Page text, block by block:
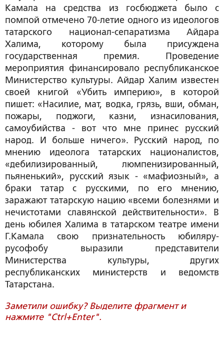
Камала на средства из госбюджета было с
помпой отмечено 70-летие одного из идеологов
татарского национал-сепаратизма Айдара
Халима, которому была присуждена
государственная премия. Проведение
мероприятия финансировало республиканское
Министерство культуры. Айдар Халим известен
своей книгой «Убить империю», в которой
пишет: «Насилие, мат, водка, грязь, вши, обман,
пожары, поджоги, казни, изнасилования,
самоубийства - вот что мне принес русский
народ. И больше ничего». Русский народ, по
мнению идеолога татарских националистов,
«дебилизированный, люмпенизированный,
пьяненький», русский язык - «мафиозный», а
браки татар с русскими, по его мнению,
заражают татарскую нацию «всеми болезнями и
нечистотами славянской действительности». В
день юбилея Халима в татарском театре имени
Г.Камала свою признательность юбиляру-
русофобу выразили представители
Министерства культуры, других
республиканских министерств и ведомств
Татарстана.
Заметили ошибку? Выделите фрагмент и
нажмите "Ctrl+Enter".